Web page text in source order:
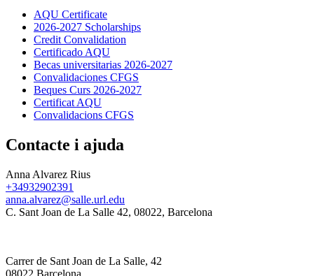
AQU Certificate
2026-2027 Scholarships
Credit Convalidation
Certificado AQU
Becas universitarias 2026-2027
Convalidaciones CFGS
Beques Curs 2026-2027
Certificat AQU
Convalidacions CFGS
Contacte i ajuda
Anna Alvarez Rius
+34932902391
anna.alvarez@salle.url.edu
C. Sant Joan de La Salle 42, 08022, Barcelona
Carrer de Sant Joan de La Salle, 42
08022 Barcelona